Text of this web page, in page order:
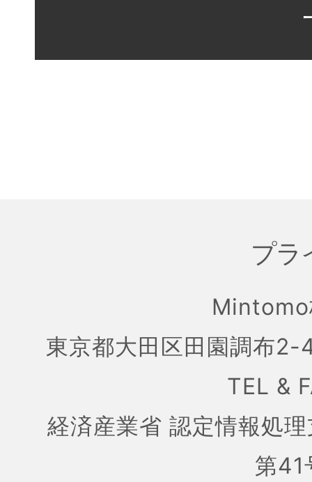
プラ
東京都大田区田園調布
TEL &
経済産業省 認定情報処
第